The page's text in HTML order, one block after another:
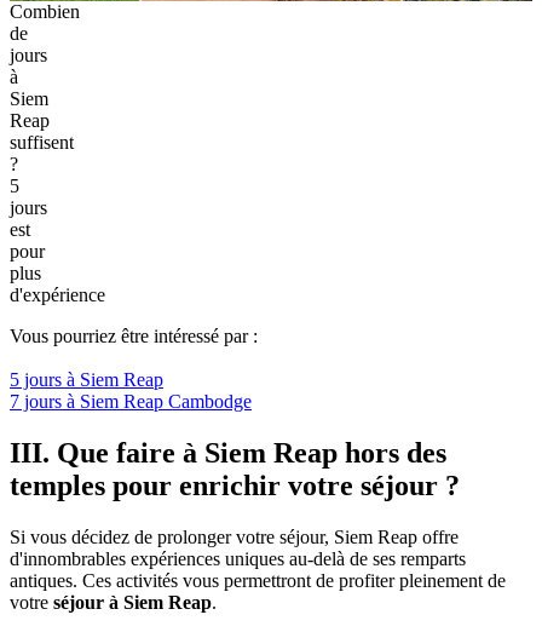
Combien
de
jours
à
Siem
Reap
suffisent
?
5
jours
est
pour
plus
d'expérience
Vous pourriez être intéressé par :
5 jours à Siem Reap
7 jours à Siem Reap Cambodge
III. Que faire à Siem Reap hors des
temples pour enrichir votre séjour ?
Si vous décidez de prolonger votre séjour, Siem Reap offre
d'innombrables expériences uniques au-delà de ses remparts
antiques. Ces activités vous permettront de profiter pleinement de
votre séjour à Siem Reap.